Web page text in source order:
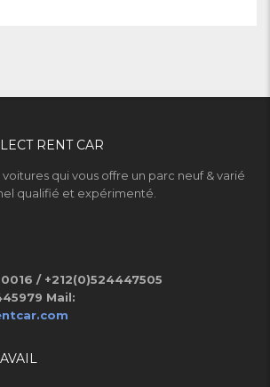
RENT CAR
qui vous offre un parc neuf & varié
qualifié et expérimenté.
/ +212(0)524447505
Mail: